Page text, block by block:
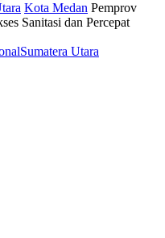
Kota Medan Pemprov
Sanitasi dan Percepat
Sumatera Utara